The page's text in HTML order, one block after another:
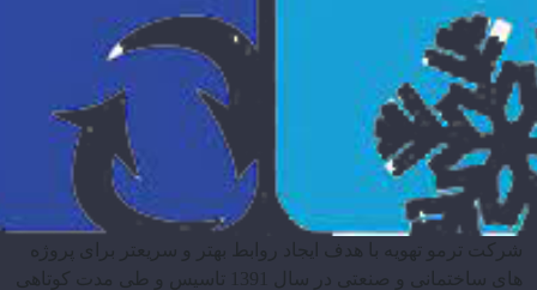
شرکت ترمو تهویه با هدف ایجاد روابط بهتر و سریعتر برای پروژه
های ساختمانی و صنعتی در سال 1391 تاسیس و طی مدت کوتاهی